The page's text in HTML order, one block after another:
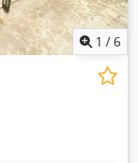
1 / 6